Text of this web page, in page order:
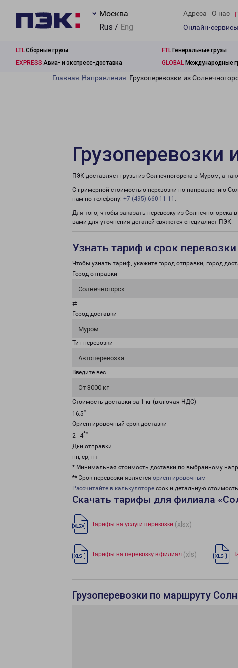
Москва
Rus / Eng
Адреса О нас
Онлайн-сервисы
LTLСборные грузы FTLГенеральные грузы
EXPRESS Авиа- и экспресс-доставка GLOBALМеждународные
Главная Направления Грузоперевозки из
Грузоперевозки
ПЭК доставляет грузы из Солнечногорска в Муром, а
С примерной стоимостью перевозки по направлению
нам по телефону: +7 (495) 660-11-11 .
Для того, чтобы заказать перевозку из
вами для уточнения деталей свяжется специалист ПЭК.
Узнать тариф и срок перевозки
Чтобы узнать тариф, укажите город отправки, город
Город отправки
Солнечногорск
⇄
Город доставки
Муром
Тип перевозки
Автоперевозка
Введите вес
От 3000 кг
Стоимость доставки за 1 кг (включая НДС)
16.5*
Ориентировочный срок доставки
2 - 4**
Дни отправки
пн, ср, пт
* Минимальная стоимость доставки по выбранному
** Срок перевозки является ориентировочным
Рассчитайте в калькуляторе срок и детальную
Скачать тарифы для филиала
Тарифы на услуги перевозки (xlsx)
Тарифы на перевозку в филиал (xls)
Грузоперевозки по маршруту